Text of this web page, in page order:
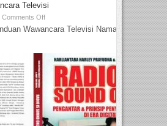
Televisi
Comments Off
Wawancara Televisi Nama